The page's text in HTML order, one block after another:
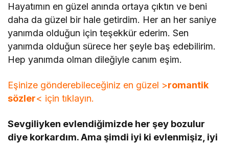
Hayatımın en güzel anında ortaya çıktın ve beni
daha da güzel bir hale getirdim. Her an her saniye
yanımda olduğun için teşekkür ederim. Sen
yanımda olduğun sürece her şeyle baş edebilirim.
Hep yanımda olman dileğiyle canım eşim.
Eşinize gönderebileceğiniz en güzel >romantik
sözler< için tıklayın.
Sevgiliyken evlendiğimizde her şey bozulur
diye korkardım. Ama şimdi iyi ki evlenmişiz, iyi